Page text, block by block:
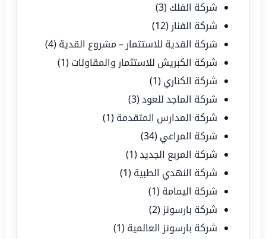
شركة الفلك (3)
شركة الفنار (12)
شركة القدية للاستثمار – مشروع القدية (4)
شركة الكبريش للاستثمار والمقاولات (1)
شركة الكناري (1)
شركة الماجد للعود(3)
شركة المدارس المتقدمة (1)
شركة المراعي (34)
شركة المربع الجديد(1)
شركة النهدي الطبية (1)
شركة اليمامة (1)
شركة بارسونز (2)
شركة بارسونز العالمية (1)